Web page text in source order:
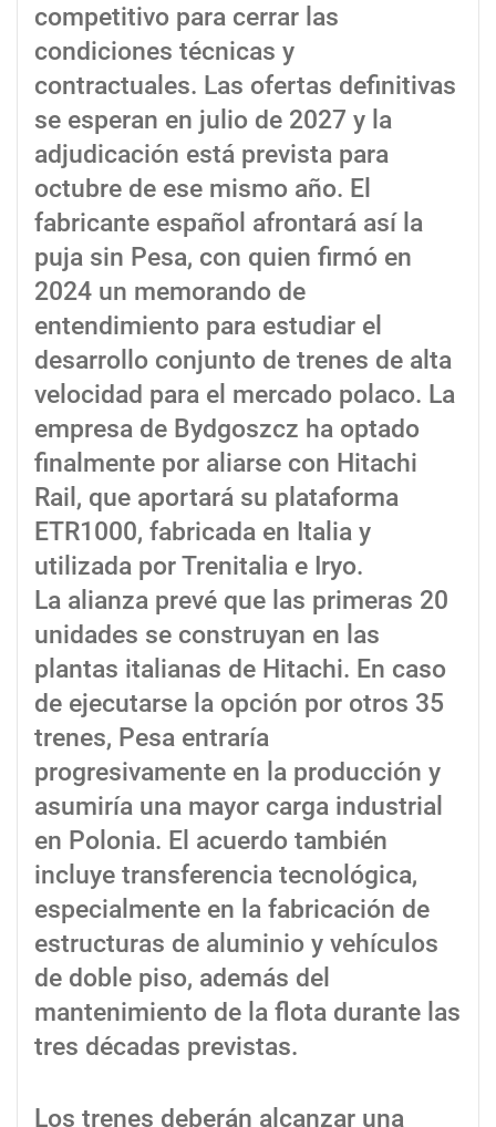
competitivo para cerrar las
condiciones técnicas y
contractuales. Las ofertas definitivas
se esperan en julio de 2027 y la
adjudicación está prevista para
octubre de ese mismo año. El
fabricante español afrontará así la
puja sin Pesa, con quien firmó en
2024 un memorando de
entendimiento para estudiar el
desarrollo conjunto de trenes de alta
velocidad para el mercado polaco. La
empresa de Bydgoszcz ha optado
finalmente por aliarse con Hitachi
Rail, que aportará su plataforma
ETR1000, fabricada en Italia y
utilizada por Trenitalia e Iryo.
La alianza prevé que las primeras 20
unidades se construyan en las
plantas italianas de Hitachi. En caso
de ejecutarse la opción por otros 35
trenes, Pesa entraría
progresivamente en la producción y
asumiría una mayor carga industrial
en Polonia. El acuerdo también
incluye transferencia tecnológica,
especialmente en la fabricación de
estructuras de aluminio y vehículos
de doble piso, además del
mantenimiento de la flota durante las
tres décadas previstas.
Los trenes deberán alcanzar una